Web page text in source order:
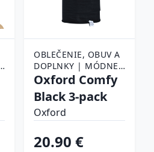
OBLEČENIE, OBUV A
DOPLNKY | MÓDNE
DOPLNKY | ŠATKY,
ŠÁLY A NÁKRČNÍKY |
ŠATKY
Oxford Comfy
Black 3-pack
Oxford
20.90 €